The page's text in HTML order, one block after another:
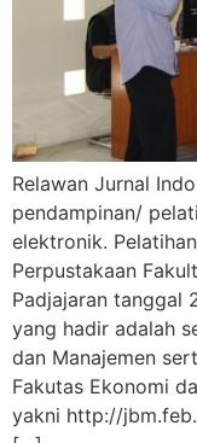
Relawan Jurnal
pendampinan/
elektronik.
Perpustakaan
Padjajaran tanggal
yang hadir adalah
dan Manajemen
Fakutas Ekonomi
yakni http://